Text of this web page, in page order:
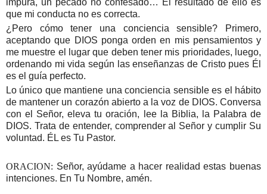
que mi conducta no es correcta.
¿Pero cómo tener una conciencia sensible? Primero,
aceptando que DIOS ponga orden en mis pensamientos y
me muestre el lugar que deben tener mis prioridades, luego,
ordenando mi vida según las enseñanzas de Cristo pues Él
es el guía perfecto.
Lo único que mantiene una conciencia sensible es el hábito
de mantener un corazón abierto a la voz de DIOS. Conversa
con el Señor, eleva tu oración, lee la Biblia, la Palabra de
DIOS. Trata de entender, comprender al Señor y cumplir Su
voluntad. ÉL es Tu Pastor.
ORACION: Señor, ayúdame a hacer realidad estas buenas
intenciones. En Tu Nombre, amén.